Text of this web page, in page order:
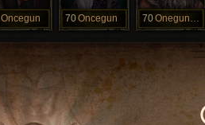
Oncegun 70Oncegun 70 OnegunBab